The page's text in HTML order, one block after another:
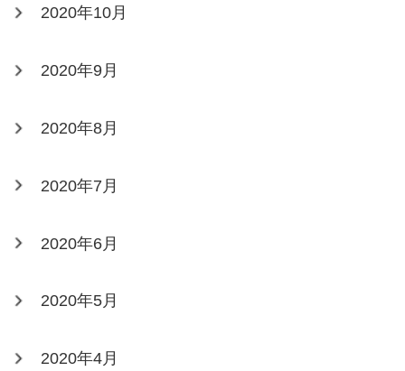
2020年10月
2020年9月
2020年8月
2020年7月
2020年6月
2020年5月
2020年4月